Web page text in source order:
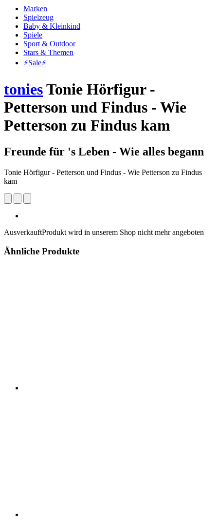
Marken
Spielzeug
Baby & Kleinkind
Spiele
Sport & Outdoor
Stars & Themen
⚡️Sale⚡️
toniesTonie Hörfigur -
Petterson und Findus - Wie
Petterson zu Findus kam
Freunde für 's Leben - Wie alles begann
Tonie Hörfigur - Petterson und Findus - Wie Petterson zu Findus
kam
AusverkauftProdukt wird in unserem Shop nicht mehr angeboten
Ähnliche Produkte